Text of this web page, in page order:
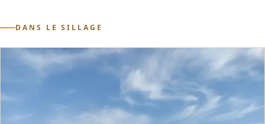
DANS LE SILLAGE